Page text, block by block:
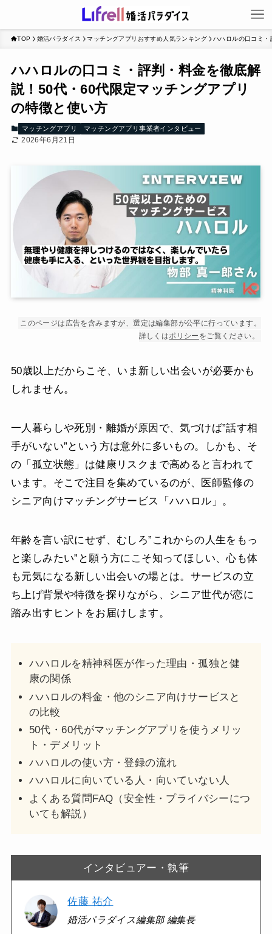
TOP 婚活パラダイス マッチングアプリおすすめ人気ランキング ハハロルの口コミ
ハハロルの口コミ・評判・料金を徹底解
説！50代・60代限定マッチングアプリ
の特徴と使い方
マッチングアプリ マッチングアプリ事業者インタビュー
2026年6月21日
このページは広告を含みますが、選定は編集部が公平に行っています。
詳しくはポリシー をご覧ください。
50歳以上だからこそ、いま新しい出会いが必要かも
しれません。
一人暮らしや死別・離婚が原因で、気づけば”話す相
手がいない”という方は意外に多いもの。しかも、そ
の「孤立状態」は健康リスクまで高めると言われて
います。そこで注目を集めているのが、医師監修の
シニア向けマッチングサービス「ハハロル」。
年齢を言い訳にせず、むしろ”これからの人生をもっ
と楽しみたい”と願う方にこそ知ってほしい、心も体
も元気になる新しい出会いの場とは。サービスの立
ち上げ背景や特徴を探りながら、シニア世代が恋に
踏み出すヒントをお届けします。
ハハロルを精神科医が作った理由・孤独と健
康の関係
ハハロルの料金・他のシニア向けサービスと
の比較
50代・60代がマッチングアプリを使うメリッ
ト・デメリット
ハハロルの使い方・登録の流れ
ハハロルに向いている人・向いていない人
よくある質問FAQ（安全性・プライバシーにつ
いても解説）
インタビュアー・執筆
佐藤 祐介
婚活パラダイス編集部 編集長